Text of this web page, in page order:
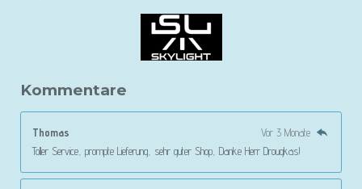
Kommentare
Thomas
Vor 3 Monate
Toller Service, prompte Lieferung, sehr guter Shop, Danke Herr Drougkas!